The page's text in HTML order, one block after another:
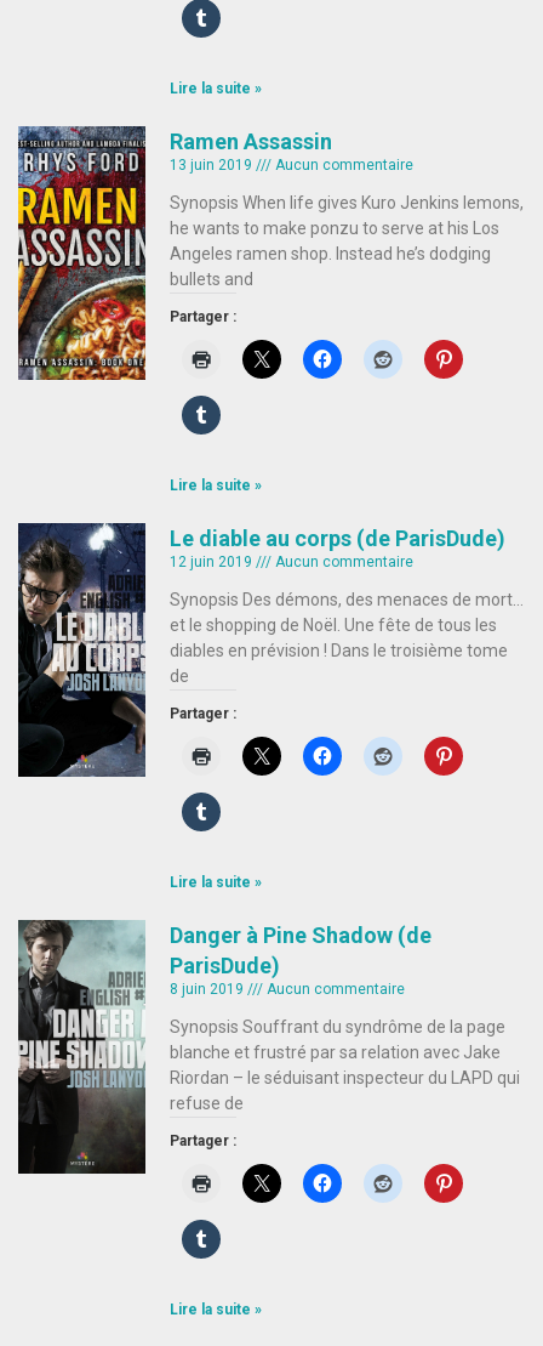
Lire la suite »
Ramen Assassin
13 juin 2019 Aucun commentaire
Synopsis When life gives Kuro Jenkins lemons,
he wants to make ponzu to serve at his Los
Angeles ramen shop. Instead he’s dodging
bullets and
Partager :
Lire la suite »
Le diable au corps (de ParisDude)
12 juin 2019 Aucun commentaire
Synopsis Des démons, des menaces de mort…
et le shopping de Noël. Une fête de tous les
diables en prévision ! Dans le troisième tome
de
Partager :
Lire la suite »
Danger à Pine Shadow (de
ParisDude)
8 juin 2019 Aucun commentaire
Synopsis Souffrant du syndrôme de la page
blanche et frustré par sa relation avec Jake
Riordan – le séduisant inspecteur du LAPD qui
refuse de
Partager :
Lire la suite »